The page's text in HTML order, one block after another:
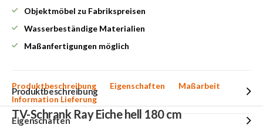
Objektmöbel zu Fabrikspreisen
Wasserbeständige Materialien
Maßanfertigungen möglich
Produktbeschreibung Eigenschaften
Maßarbeit
Information Lieferung
Produktbeschreibung
TV-Schrank Ray Eiche hell 180 cm
Eigenschaften